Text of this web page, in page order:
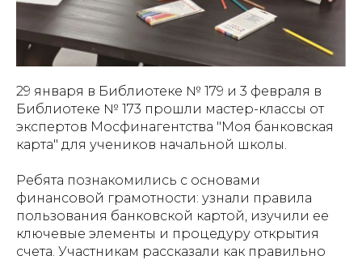
29 января в Библиотеке № 179 и 3 февраля в
Библиотеке № 173 прошли мастер-классы от
экспертов Мосфинагентства "Моя банковская
карта" для учеников начальной школы.
Ребята познакомились с основами
финансовой грамотности: узнали правила
пользования банковской картой, изучили ее
ключевые элементы и процедуру открытия
счета. Участникам рассказали как правильно